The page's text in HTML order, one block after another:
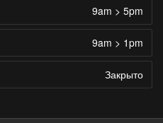
9am > 5pm
9am > 1pm
Закрыто